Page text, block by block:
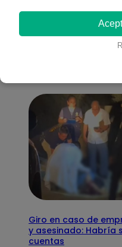
Giro en caso de
y asesinado: Habría
cuentas